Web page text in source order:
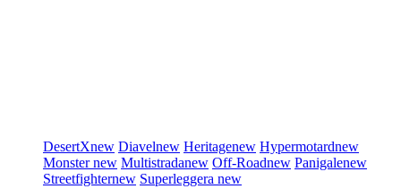
DesertXnew Diavelnew Heritagenew Hypermotardnew
Monsternew Multistradanew Off-Roadnew Panigalenew
Streetfighternew Superleggera new